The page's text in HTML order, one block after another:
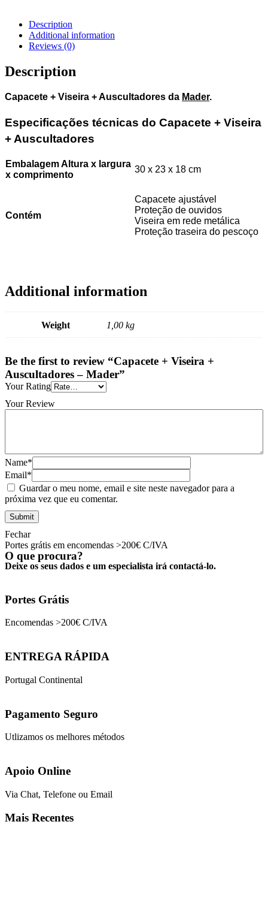
Description
Additional information
Reviews (0)
Description
Capacete + Viseira + Auscultadores da Mader.
Especificações técnicas do Capacete + Viseira
+ Auscultadores
Embalagem Altura x largura
x comprimento
30 x 23 x 18 cm
Contém
Capacete ajustável
Proteção de ouvidos
Viseira em rede metálica
Proteção traseira do pescoço
Additional information
Weight 1,00 kg
Be the first to review “Capacete + Viseira +
Auscultadores – Mader”
Your Rating
Your Review
Name*
Email*
Guardar o meu nome, email e site neste navegador para a
próxima vez que eu comentar.
Fechar
Portes grátis em encomendas >200€ C/IVA
O que procura?
Deixe os seus dados e um especialista irá contactá-lo.
Portes Grátis
Encomendas >200€ C/IVA
ENTREGA RÁPIDA
Portugal Continental
Pagamento Seguro
Utlizamos os melhores métodos
Apoio Online
Via Chat, Telefone ou Email
Mais Recentes